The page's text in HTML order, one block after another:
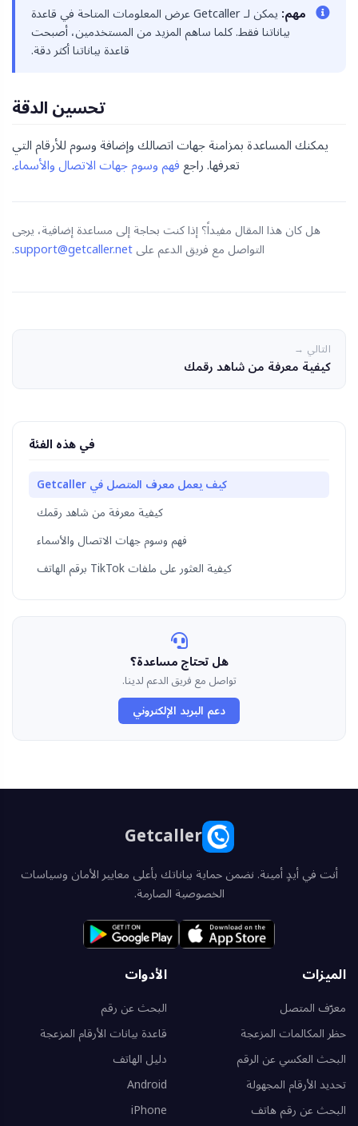
مهم: يمكن لـ Getcaller عرض المعلومات المتاحة في قاعدة
بياناتنا فقط. كلما ساهم المزيد من المستخدمين، أصبحت
قاعدة بياناتنا أكثر دقة.
تحسين الدقة
يمكنك المساعدة بمزامنة جهات اتصالك وإضافة وسوم للأرقام التي
تعرفها. راجعفهم وسوم جهات الاتصال والأسماء.
هل كان هذا المقال مفيداً؟ إذا كنت بحاجة إلى مساعدة إضافية، يرجى
التواصل مع فريق الدعم علىsupport@getcaller.net
.
التالي →
كيفية معرفة من شاهد رقمك
في هذه الفئة
كيف يعمل معرف المتصل في Getcaller
كيفية معرفة من شاهد رقمك
فهم وسوم جهات الاتصال والأسماء
كيفية العثور على ملفات TikTok برقم الهاتف
هل تحتاج مساعدة؟
تواصل مع فريق الدعم لدينا.
دعم البريد الإلكتروني
Getcaller
أنت في أيدٍ أمينة. نضمن حماية بياناتك بأعلى معايير الأمان وسياسات
الخصوصية الصارمة.
الميزات
معرّف المتصل
حظر المكالمات المزعجة
البحث العكسي عن الرقم
تحديد الأرقام المجهولة
البحث عن رقم هاتف
الأدوات
البحث عن رقم
قاعدة بيانات الأرقام المزعجة
دليل الهاتف
Android
iPhone